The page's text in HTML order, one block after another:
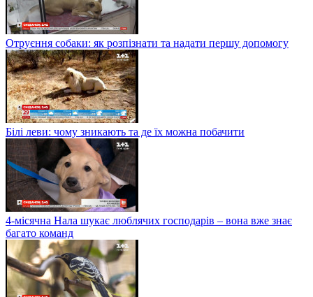
Отруєння собаки: як розпізнати та надати першу допомогу
Білі леви: чому зникають та де їх можна побачити
4-місячна Нала шукає люблячих господарів – вона вже знає
багато команд